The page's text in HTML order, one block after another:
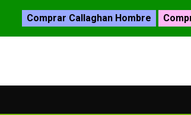
Comprar Callaghan Hombre